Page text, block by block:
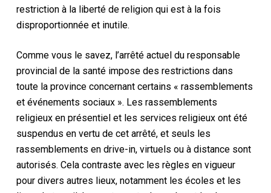
restriction à la liberté de religion qui est à la fois
disproportionnée et inutile.
Comme vous le savez, l’arrêté actuel du responsable
provincial de la santé impose des restrictions dans
toute la province concernant certains « rassemblements
et événements sociaux ». Les rassemblements
religieux en présentiel et les services religieux ont été
suspendus en vertu de cet arrêté, et seuls les
rassemblements en drive-in, virtuels ou à distance sont
autorisés. Cela contraste avec les règles en vigueur
pour divers autres lieux, notamment les écoles et les